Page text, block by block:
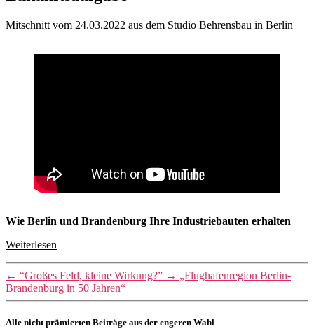
Mitschnitt vom 24.03.2022 aus dem Studio Behrensbau in Berlin
Wie Berlin und Brandenburg Ihre Industriebauten erhalten
Weiterlesen
← “Großes Feld, kleine Wirkung?” → „Flughafenregion Berlin-
Brandenburg in 50 Jahren“
Alle nicht prämierten Beiträge aus der engeren Wahl